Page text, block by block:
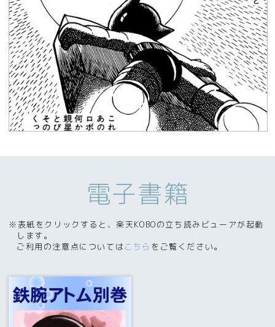
電子書籍
※表紙をクリックすると、楽天KOBOの立ち読みビューアが起動
します。
ご利用の注意点については こちら をご覧ください。